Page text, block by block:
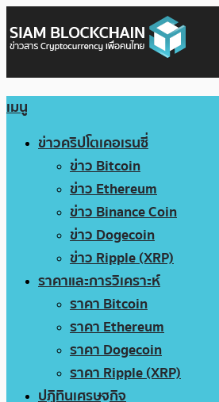
เมนู
ข่าวคริปโตเคอเรนซี่
ข่าว Bitcoin
ข่าว Ethereum
ข่าว Binance Coin
ข่าว Dogecoin
ข่าว Ripple (XRP)
ราคาและการวิเคราะห์
ราคา Bitcoin
ราคา Ethereum
ราคา Dogecoin
ราคา Ripple (XRP)
ปฏิทินเศรษฐกิจ